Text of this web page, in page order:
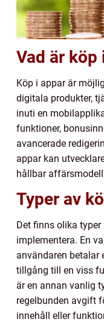
Vad är köp
Köp i appar är
digitala produkter,
inuti en
funktioner,
avancerade
appar kan
hållbar
Typer av
Det finns olika
implementera. En
användaren
tillgång till en viss
är en annan vanlig
regelbunden avgift
innehåll eller